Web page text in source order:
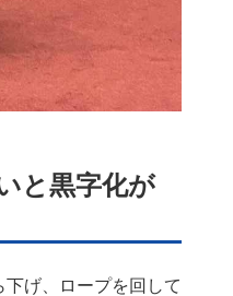
と黒字化が
げ、ロープを回して